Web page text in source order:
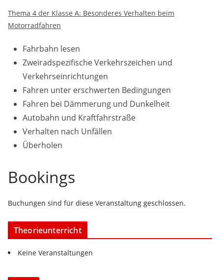
Thema 4 der Klasse A: Besonderes Verhalten beim
Motorradfahren
Fahrbahn lesen
Zweiradspezifische Verkehrszeichen und
Verkehrseinrichtungen
Fahren unter erschwerten Bedingungen
Fahren bei Dämmerung und Dunkelheit
Autobahn und Kraftfahrstraße
Verhalten nach Unfällen
Überholen
Bookings
Buchungen sind für diese Veranstaltung geschlossen.
Theorieunterricht
Keine Veranstaltungen